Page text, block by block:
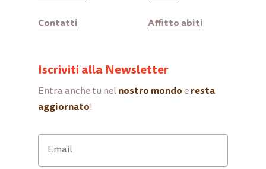
Contatti Affitto abiti
Iscriviti alla Newsletter
Entra anche tu nel nostro mondo e resta
aggiornato!